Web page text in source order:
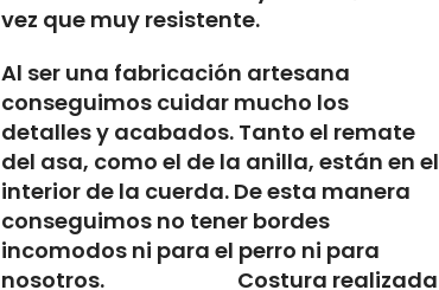
vez que muy resistente.
Al ser una fabricación artesana
conseguimos cuidar mucho los
detalles y acabados. Tanto el remate
del asa, como el de la anilla, están en el
interior de la cuerda. De esta manera
conseguimos no tener bordes
incomodos ni para el perro ni para
nosotros. Costura realizada